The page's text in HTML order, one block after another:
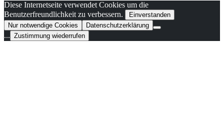
Diese Internetseite verwendet Cookies um die
Benutzerfreundlichkeit zu verbessern.
Einverstanden
Nur notwendige Cookies
Datenschutzerklärung
... Zustimmung wiederrufen